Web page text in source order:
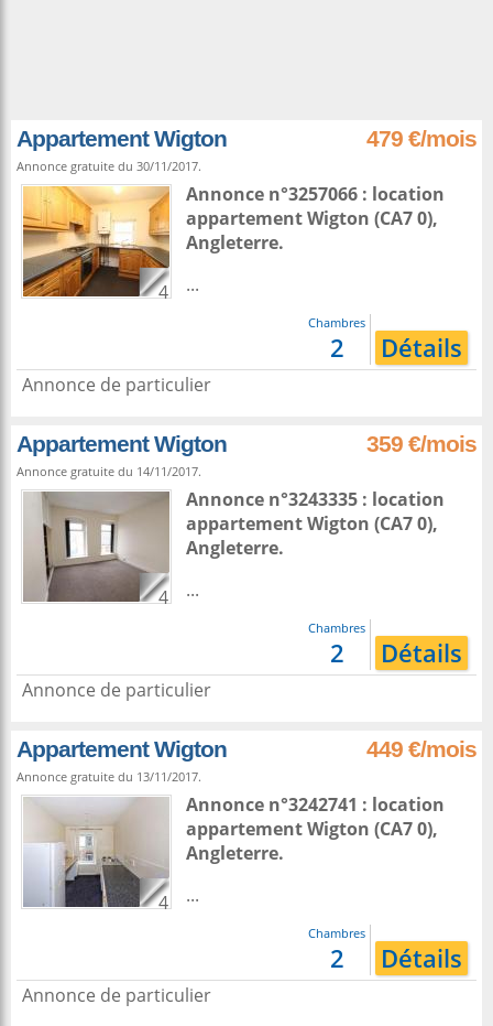
Appartement Wigton 479 €/mois
Annonce gratuite du 30/11/2017.
4
Annonce n°3257066 : location
appartementWigton (CA7 0),
Angleterre.
...
Chambres
2 Détails
Annonce de particulier
Appartement Wigton 359 €/mois
Annonce gratuite du 14/11/2017.
4
Annonce n°3243335 : location
appartementWigton (CA7 0),
Angleterre.
...
Chambres
2 Détails
Annonce de particulier
Appartement Wigton 449 €/mois
Annonce gratuite du 13/11/2017.
4
Annonce n°3242741 : location
appartementWigton (CA7 0),
Angleterre.
...
Chambres
2 Détails
Annonce de particulier